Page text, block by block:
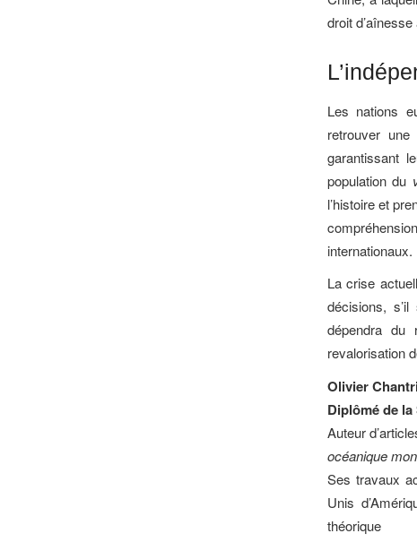
droit
Les nations
retrouver
garantissant
population du
l’histoire et
internationaux.
La crise
décisions,
dépendra du
revalorisation
Olivier
Diplômé de
Auteur
océanique
Ses travaux
Unis
théorique